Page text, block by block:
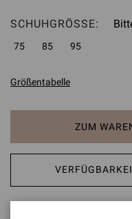
SCHUHGRÖSSE:
75 85 95
Größentabelle
ZUM